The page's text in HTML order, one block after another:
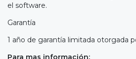
el software.
Garantía
1 año de garantía limitada otorgada
Para mas información: